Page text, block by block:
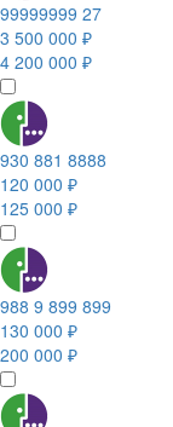
99999999 27
3 500 000 ₽
4 200 000 ₽
930 881 8888
120 000 ₽
125 000 ₽
988 9 899 899
130 000 ₽
200 000 ₽